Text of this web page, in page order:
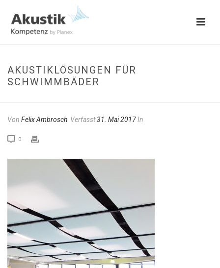
AKUSTIKLÖSUNGEN FÜR
SCHWIMMBÄDER
Von Felix Ambrosch Verfasst31. Mai 2017In
0